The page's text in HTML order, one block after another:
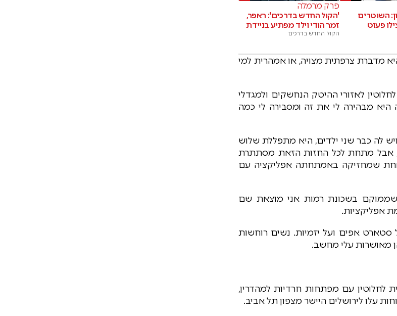
השוטרים
פעוט
פרק מרמלה
'הקול החדש בדרכים': ראפר,
זמר הודי וילד מפתיע בניידת
הקול החדש בדרכים
מדברת צרפתית מצויה, או אמהרית למי
לאזורי ההיטק הנחשקים ולמגדלי
מבהירה לי את זה ומסבירה לי כמה
לה כבר שני ילדים, היא מתפללת שלוש
אבל מתחת לכל החזות הזאת מסתתרת
שמחזיקה באמתחתה אפליקציה עם
בשכונת רמות אני מוצאת שם
אפליקציות.
סטארט אפים ועל יזמיות. נשים רוחשות
מאושרות עלי מחשב.
לחלוטין עם מפתחות חרדיות למהדרין,
עלו לירושלים היישר מצפון תל אביב.